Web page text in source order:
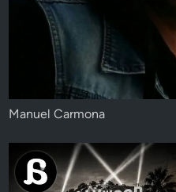
Manuel Carmona